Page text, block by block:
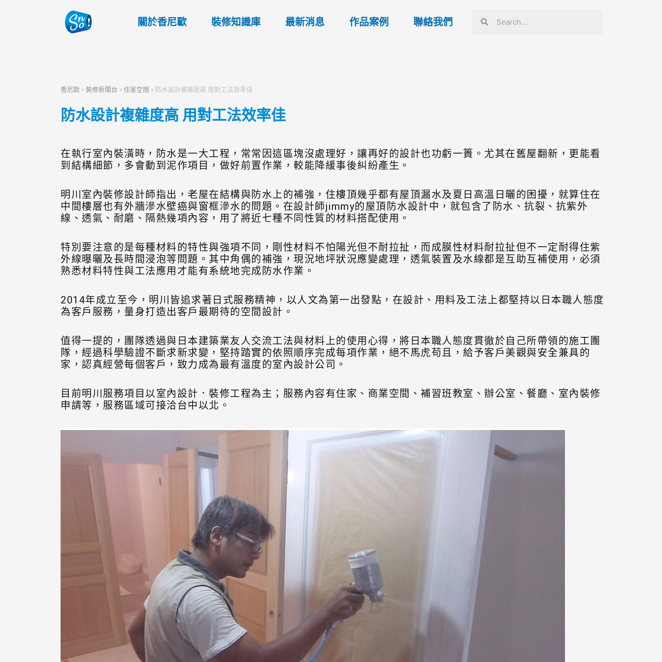
關於香尼歐 裝修知識庫 最新消息 作品案例 聯絡我們
香尼歐 »裝修新聞台 »住家空間 » 防水設計複雜度高 用對工法效率佳
防水設計複雜度高 用對工法效率佳
在執行室內裝潢時，防水是一大工程，常常因這區塊沒處理好，讓再好的設計也功虧一簣。尤其在舊屋翻新，更能看
到結構細節，多會動到泥作項目，做好前置作業，較能降緩事後糾紛產生。
明川室內裝修設計師指出，老屋在結構與防水上的補強，住樓頂幾乎都有屋頂漏水及夏日高溫日曬的困擾，就算住在
中間樓層也有外牆滲水壁癌與窗框滲水的問題。在設計師jimmy的屋頂防水設計中，就包含了防水、抗裂、抗紫外
線、透氣、耐磨、隔熱幾項內容，用了將近七種不同性質的材料搭配使用。
特別要注意的是每種材料的特性與強項不同，剛性材料不怕陽光但不耐拉扯，而成膜性材料耐拉扯但不一定耐得住紫
外線曝曬及長時間浸泡等問題。其中角偶的補強，現況地坪狀況應變處理，透氣裝置及水線都是互助互補使用，必須
熟悉材料特性與工法應用才能有系統地完成防水作業。
2014年成立至今，明川皆追求著日式服務精神，以人文為第一出發點，在設計、用料及工法上都堅持以日本職人態度
為客戶服務，量身打造出客戶最期待的空間設計。
值得一提的，團隊透過與日本建築業友人交流工法與材料上的使用心得，將日本職人態度貫徹於自己所帶領的施工團
隊，經過科學驗證不斷求新求變，堅持踏實的依照順序完成每項作業，絕不馬虎苟且，給予客戶美觀與安全兼具的
家，認真經營每個客戶，致力成為最有溫度的室內設計公司。
目前明川服務項目以室內設計．裝修工程為主；服務內容有住家、商業空間、補習班教室、辦公室、餐廳、室內裝修
申請等，服務區域可接洽台中以北。